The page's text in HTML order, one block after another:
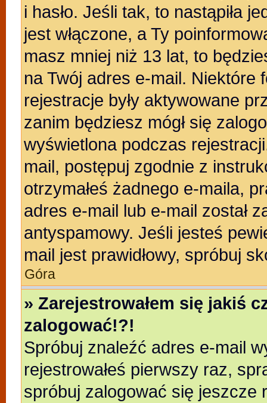
i hasło. Jeśli tak, to nastąpiła
jest włączone, a Ty
masz mniej niż 13 lat, to
na Twój adres e-mail. Niektóre
rejestracje były aktywowane
zanim będziesz mógł się
wyświetlona podczas
mail, postępuj zgodnie z
otrzymałeś żadnego e-maila,
adres e-mail lub e-mail został
antyspamowy. Jeśli jesteś
mail jest prawidłowy, spróbuj
Góra
» Zarejestrowałem się jakiś
zalogować!?!
Spróbuj znaleźć adres e-mail
rejestrowałeś pierwszy raz,
spróbuj zalogować się jeszcze